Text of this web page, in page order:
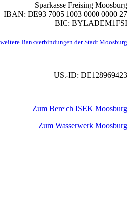
Sparkasse Freising Moosburg
IBAN: DE93 7005 1003 0000 0000 27
BIC: BYLADEM1FSI
weitere Bankverbindungen der Stadt Moosburg
USt-ID: DE128969423
Zum Bereich ISEK Moosburg
Zum Wasserwerk Moosburg